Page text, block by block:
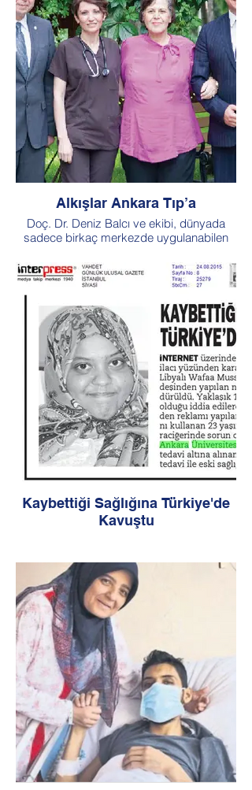
evre ve yaygın karaciğer kanseri
hastalarına umut oldu.
Alkışlar Ankara Tıp’a
Doç. Dr. Deniz Balcı ve ekibi, dünyada
sadece birkaç merkezde uygulanabilen
karaciğerindeki tümörü temizleyerek
Türkiye’de bir ilke imza attı.
Kaybettiği Sağlığına Türkiye'de
Kavuştu